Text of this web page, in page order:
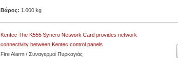
Βάρος: 1.000 kg
Kentec The K555 Syncro Network Card provides network
connectivity between Kentec control panels
Fire Alarm / Συναγερμοί Πυρκαγιάς